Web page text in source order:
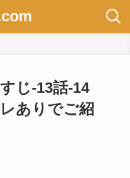
じ-13話-14
ありでご紹